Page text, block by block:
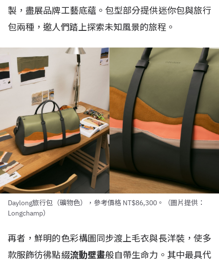
製，盡展品牌工藝底蘊。包型部分提供迷你包與旅行
包兩種，邀人們踏上探索未知風景的旅程。
Daylong旅行包（礦物色），參考價格 NT$86,300。（圖片提供：
Longchamp）
再者，鮮明的色彩構圖同步渡上毛衣與長洋裝，使多
款服飾彷彿點綴流動壁畫般自帶生命力。其中最具代